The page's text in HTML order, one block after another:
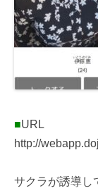
■URL
http://
サクラが誘導し